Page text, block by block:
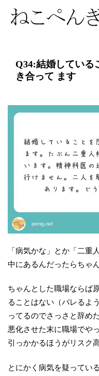
Q34:結婚している
き合って ます
「病気かな」とか「二重
中にあるんだったらちゃ
ちゃんとした職場ならば
ることはない（バレるよ
ってるのでさっさと辞め
悪化させた末に職場でや
引っかかるほうがリスク
とにかく病気を疑ってい